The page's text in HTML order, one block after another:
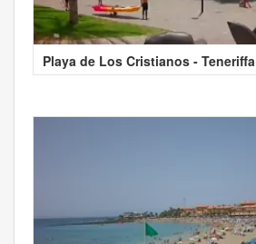
Playa de Los Cristianos - Teneriffa